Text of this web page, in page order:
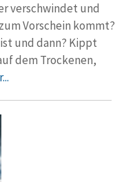
verschwindet und
Vorschein kommt?
und dann? Kippt
dem Trockenen,